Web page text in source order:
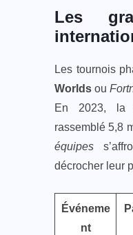
Les
Les tournois
Worlds ou
En 2023, la
rassemblé 5,8
équipes
décrocher leur
Événeme
nt